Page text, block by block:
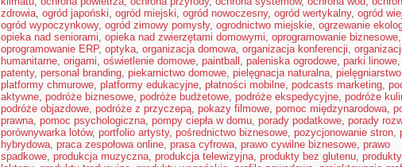
zdrowia, ogród japoński, ogród miejski, ogród nowoczesny, ogród wertykalny, ogród
ogród wypoczynkowy, ogród zimowy pomysły, ogrodnictwo miejskie, ogrzewanie
opieka nad seniorami, opieka nad zwierzętami domowymi, oprogramowanie biznesowe,
oprogramowanie ERP, optyka, organizacja domowa, organizacja konferencji,
humanitarne, origami, oświetlenie domowe, paintball , paleniska ogrodowe, parki linowe,
patenty, personal branding, piekarnictwo domowe, pielęgnacja naturalna, pielęgniarstwo
platformy chmurowe, platformy edukacyjne, płatności mobilne, podcasts marketing,
aktywne, podróże biznesowe, podróże budżetowe, podróże ekspedycyjne, podróże
podróże objazdowe, podróże z przyczepą, pokazy filmowe, pomoc międzynarodowa,
prawna, pomoc psychologiczna, pompy ciepła w domu, porady podatkowe, porady
porównywarka lotów, portfolio artysty, pośrednictwo biznesowe, pozycjonowanie stron,
hybrydowa, praca zespołowa online, prasa cyfrowa, prawo cywilne biznesowe, prawo
spadkowe, produkcja muzyczna, produkcja telewizyjna, produkty bez glutenu,